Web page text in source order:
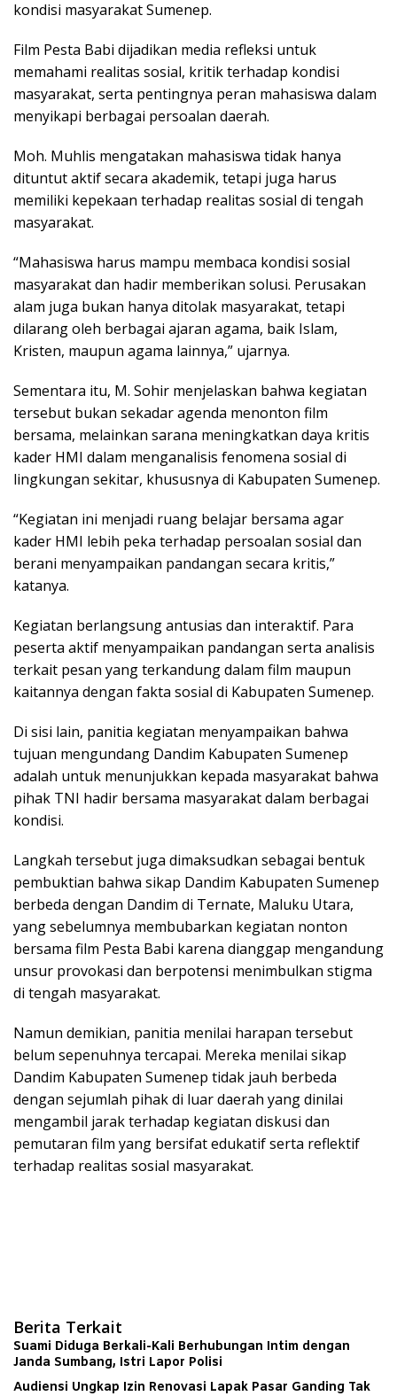
kondisi masyarakat Sumenep.
Film Pesta Babi dijadikan media refleksi untuk
memahami realitas sosial, kritik terhadap kondisi
masyarakat, serta pentingnya peran mahasiswa dalam
menyikapi berbagai persoalan daerah.
Moh. Muhlis mengatakan mahasiswa tidak hanya
dituntut aktif secara akademik, tetapi juga harus
memiliki kepekaan terhadap realitas sosial di tengah
masyarakat.
“Mahasiswa harus mampu membaca kondisi sosial
masyarakat dan hadir memberikan solusi. Perusakan
alam juga bukan hanya ditolak masyarakat, tetapi
dilarang oleh berbagai ajaran agama, baik Islam,
Kristen, maupun agama lainnya,” ujarnya.
Sementara itu, M. Sohir menjelaskan bahwa kegiatan
tersebut bukan sekadar agenda menonton film
bersama, melainkan sarana meningkatkan daya kritis
kader HMI dalam menganalisis fenomena sosial di
lingkungan sekitar, khususnya di Kabupaten Sumenep.
“Kegiatan ini menjadi ruang belajar bersama agar
kader HMI lebih peka terhadap persoalan sosial dan
berani menyampaikan pandangan secara kritis,”
katanya.
Kegiatan berlangsung antusias dan interaktif. Para
peserta aktif menyampaikan pandangan serta analisis
terkait pesan yang terkandung dalam film maupun
kaitannya dengan fakta sosial di Kabupaten Sumenep.
Di sisi lain, panitia kegiatan menyampaikan bahwa
tujuan mengundang Dandim Kabupaten Sumenep
adalah untuk menunjukkan kepada masyarakat bahwa
pihak TNI hadir bersama masyarakat dalam berbagai
kondisi.
Langkah tersebut juga dimaksudkan sebagai bentuk
pembuktian bahwa sikap Dandim Kabupaten Sumenep
berbeda dengan Dandim di Ternate, Maluku Utara,
yang sebelumnya membubarkan kegiatan nonton
bersama film Pesta Babi karena dianggap mengandung
unsur provokasi dan berpotensi menimbulkan stigma
di tengah masyarakat.
Namun demikian, panitia menilai harapan tersebut
belum sepenuhnya tercapai. Mereka menilai sikap
Dandim Kabupaten Sumenep tidak jauh berbeda
dengan sejumlah pihak di luar daerah yang dinilai
mengambil jarak terhadap kegiatan diskusi dan
pemutaran film yang bersifat edukatif serta reflektif
terhadap realitas sosial masyarakat.
Berita Terkait
Suami Diduga Berkali-Kali Berhubungan Intim dengan
Janda Sumbang, Istri Lapor Polisi
Audiensi Ungkap Izin Renovasi Lapak Pasar Ganding Tak